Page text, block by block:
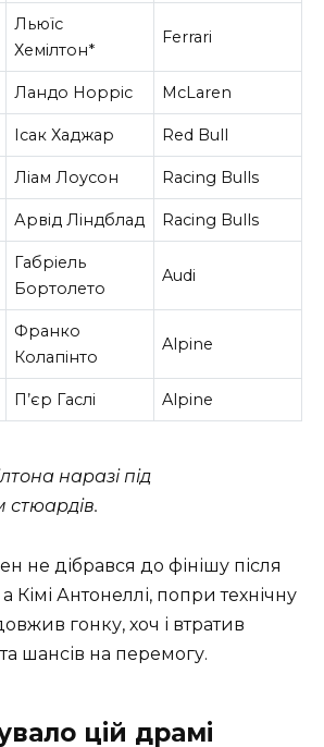
Льюїс
Хемілтон*
Ferrari
Ландо Норріс McLaren
Ісак Хаджар Red Bull
Ліам Лоусон Racing Bulls
Арвід Ліндблад Racing Bulls
Габріель
Бортолето
Audi
Франко
Колапінто
Alpine
П’єр Гаслі Alpine
наразі під
стюардів.
не дібрався до фінішу після
Кімі Антонеллі, попри технічну
гонку, хоч і втратив
шансів на перемогу.
цій драмі